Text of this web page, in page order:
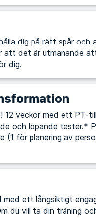
dig på rätt spår och
dig.
12 veckor med ett PT-
och löpande tester.*
(1 för planering av
med ett långsiktigt